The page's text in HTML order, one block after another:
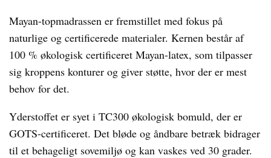
Mayan-topmadrassen er fremstillet med fokus på
naturlige og certificerede materialer. Kernen består af
100 % økologisk certificeret Mayan-latex, som tilpasser
sig kroppens konturer og giver støtte, hvor der er mest
behov for det.
Yderstoffet er syet i TC300 økologisk bomuld, der er
GOTS-certificeret. Det bløde og åndbare betræk bidrager
til et behageligt sovemiljø og kan vaskes ved 30 grader.